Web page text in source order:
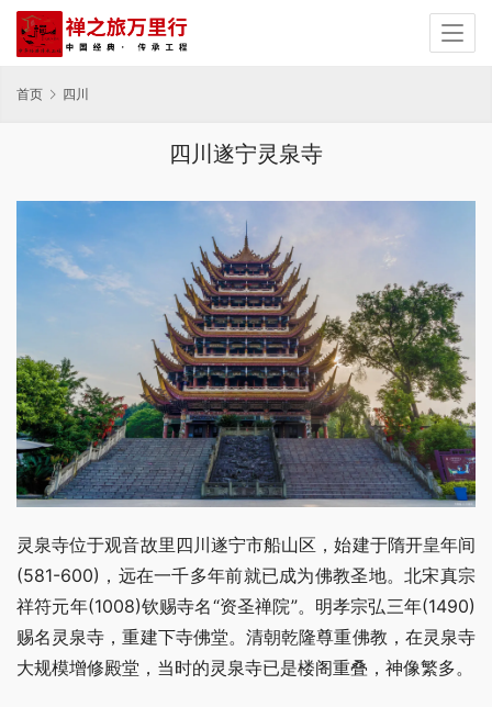
首页 四川
四川遂宁灵泉寺
灵泉寺位于观音故里四川遂宁市船山区，始建于隋开皇年间
(581-600)，远在一千多年前就已成为佛教圣地。北宋真宗
祥符元年(1008)钦赐寺名“资圣禅院”。明孝宗弘三年(1490)
赐名灵泉寺，重建下寺佛堂。清朝乾隆尊重佛教，在灵泉寺
大规模增修殿堂，当时的灵泉寺已是楼阁重叠，神像繁多。